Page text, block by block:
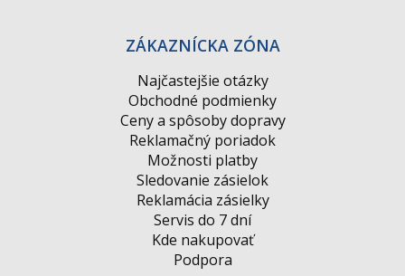
ZÁKAZNÍCKA ZÓNA
Najčastejšie otázky
Obchodné podmienky
Ceny a spôsoby dopravy
Reklamačný poriadok
Možnosti platby
Sledovanie zásielok
Reklamácia zásielky
Servis do 7 dní
Kde nakupovať
Podpora